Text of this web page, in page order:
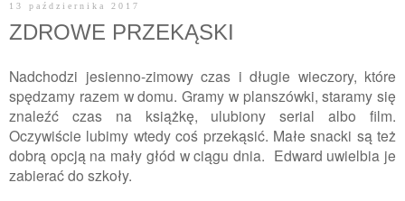
13 października 2017
ZDROWE PRZEKĄSKI
Nadchodzi jesienno-zimowy czas i długie wieczory, które
spędzamy razem w domu. Gramy w planszówki, staramy się
znaleźć czas na książkę, ulubiony serial albo film.
Oczywiście lubimy wtedy coś przekąsić. Małe snacki są też
dobrą opcją na mały głód w ciągu dnia. Edward uwielbia je
zabierać do szkoły.